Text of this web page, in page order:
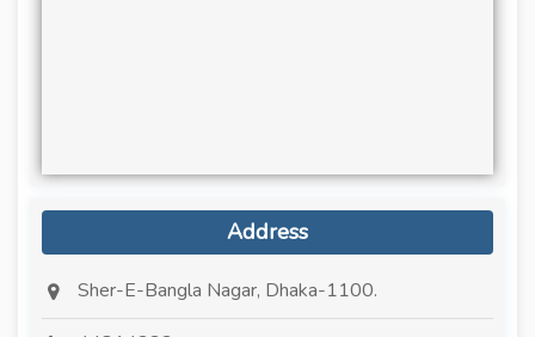
Address
Sher-E-Bangla Nagar, Dhaka-1100.